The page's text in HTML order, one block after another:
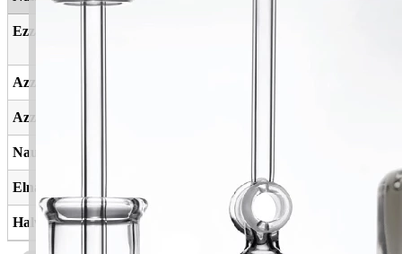
Ezzah
Azzah
Azzahra
Naurah
Elnaura
Halwatuzzahra Bunga paling indah